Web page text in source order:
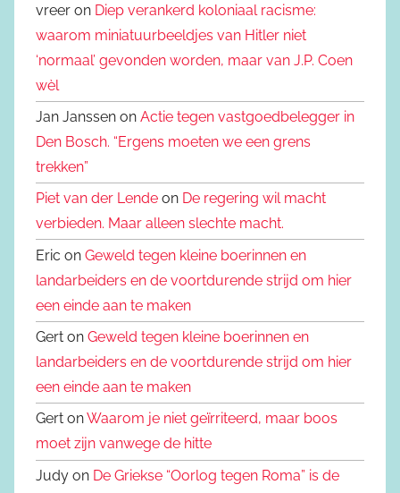
vreer on Diep verankerd koloniaal racisme:
waarom miniatuurbeeldjes van Hitler niet
‘normaal’ gevonden worden, maar van J.P. Coen
wèl
Jan Janssen on Actie tegen vastgoedbelegger in
Den Bosch. “Ergens moeten we een grens
trekken”
Piet van der Lende on De regering wil macht
verbieden. Maar alleen slechte macht.
Eric on Geweld tegen kleine boerinnen en
landarbeiders en de voortdurende strijd om hier
een einde aan te maken
Gert on Geweld tegen kleine boerinnen en
landarbeiders en de voortdurende strijd om hier
een einde aan te maken
Gert onWaarom je niet geïrriteerd, maar boos
moet zijn vanwege de hitte
Judy on De Griekse “Oorlog tegen Roma” is de